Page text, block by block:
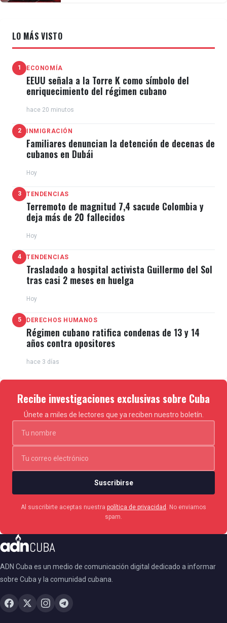
LO MÁS VISTO
1 ECONOMÍA
EEUU señala a la Torre K como símbolo del
enriquecimiento del régimen cubano
hace 20 minutos
2 INMIGRACIÓN
Familiares denuncian la detención de decenas de
cubanos en Dubái
Hoy
3 TENDENCIAS
Terremoto de magnitud 7,4 sacude Colombia y
deja más de 20 fallecidos
Hoy
4 TENDENCIAS
Trasladado a hospital activista Guillermo del Sol
tras casi 2 meses en huelga
Hoy
5 DERECHOS HUMANOS
Régimen cubano ratifica condenas de 13 y 14
años contra opositores
hace 3 días
Recibe investigaciones exclusivas sobre Cuba
Únete a miles de lectores que ya reciben nuestro boletín.
Suscribirse
Al suscribirte aceptas nuestra política de privacidad
. No enviamos
spam.
ADN Cuba es un medio de comunicación digital dedicado a informar
sobre Cuba y la comunidad cubana.